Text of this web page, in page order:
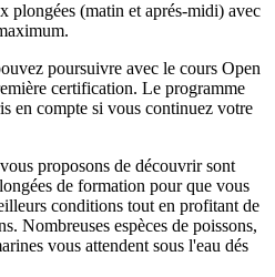
plongées (matin et aprés-midi) avec
poursuivre avec le cours Open
certification. Le programme
en compte si vous continuez votre
proposons de découvrir sont
de formation pour que vous
conditions tout en profitant de
Nombreuses espèces de poissons,
vous attendent sous l'eau dés